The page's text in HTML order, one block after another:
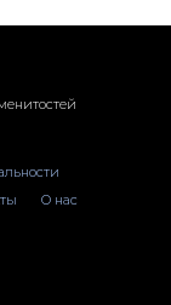
О нас